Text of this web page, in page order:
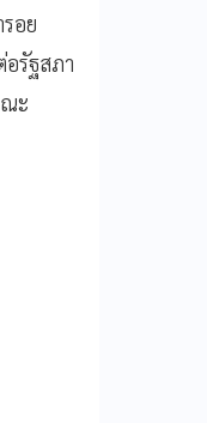
อย
รัฐสภา
ณะ